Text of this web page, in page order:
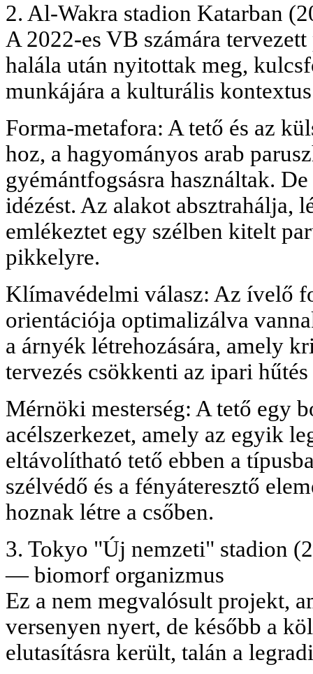
2. Al-Wakra stadion Katarban
A 2022-es VB számára
halála után nyitottak meg,
munkájára a kulturális
Forma-metafora: A tető és az
hoz, a hagyományos arab
gyémántfogsásra használtak.
idézést. Az alakot absztrahálja,
emlékeztet egy szélben kitelt
pikkelyre.
Klímavédelmi válasz: Az ívelő
orientációja optimalizálva
a árnyék létrehozására, amely
tervezés csökkenti az ipari hűtés
Mérnöki mesterség: A tető egy
acélszerkezet, amely az egyik
eltávolítható tető ebben a
szélvédő és a fényáteresztő
hoznak létre a csőben.
3. Tokyo "Új nemzeti" stadion
— biomorf organizmus
Ez a nem megvalósult projekt,
versenyen nyert, de később a
elutasításra került, talán a